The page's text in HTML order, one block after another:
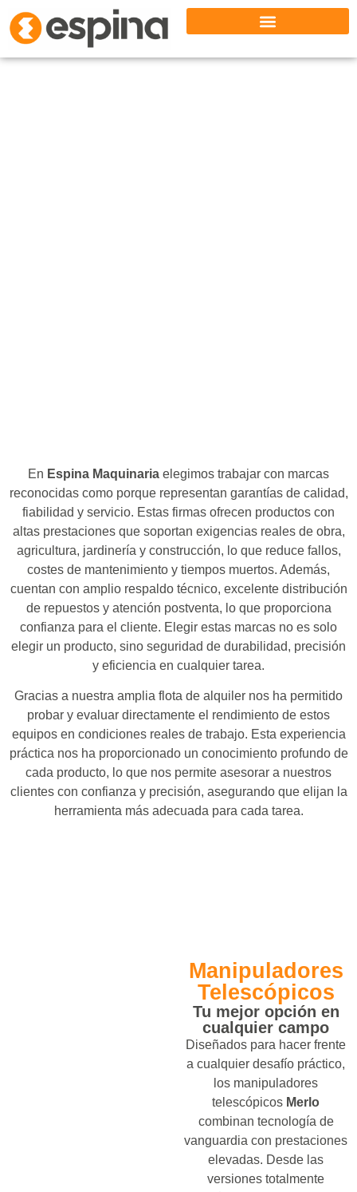
En Espina Maquinaria elegimos trabajar con marcas
reconocidas como porque representan garantías de calidad,
fiabilidad y servicio. Estas firmas ofrecen productos con
altas prestaciones que soportan exigencias reales de obra,
agricultura, jardinería y construcción, lo que reduce fallos,
costes de mantenimiento y tiempos muertos. Además,
cuentan con amplio respaldo técnico, excelente distribución
de repuestos y atención postventa, lo que proporciona
confianza para el cliente. Elegir estas marcas no es solo
elegir un producto, sino seguridad de durabilidad, precisión
y eficiencia en cualquier tarea.
Gracias a nuestra amplia flota de alquiler nos ha permitido
probar y evaluar directamente el rendimiento de estos
equipos en condiciones reales de trabajo. Esta experiencia
práctica nos ha proporcionado un conocimiento profundo de
cada producto, lo que nos permite asesorar a nuestros
clientes con confianza y precisión, asegurando que elijan la
herramienta más adecuada para cada tarea.
Manipuladores
Telescópicos
Tu mejor opción en
cualquier campo
Diseñados para hacer frente
a cualquier desafío práctico,
los manipuladores
telescópicos Merlo
combinan tecnología de
vanguardia con prestaciones
elevadas. Desde las
versiones totalmente